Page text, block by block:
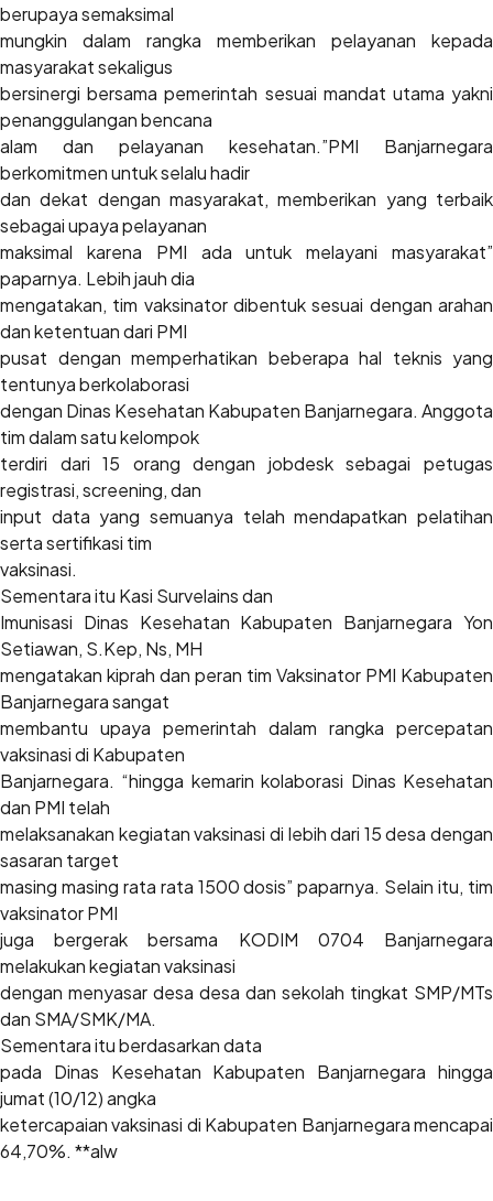
berupaya semaksimal
mungkin dalam rangka memberikan pelayanan kepada
masyarakat sekaligus
bersinergi bersama pemerintah sesuai mandat utama yakni
penanggulangan bencana
alam dan pelayanan kesehatan.”PMI Banjarnegara
berkomitmen untuk selalu hadir
dan dekat dengan masyarakat, memberikan yang terbaik
sebagai upaya pelayanan
maksimal karena PMI ada untuk melayani masyarakat”
paparnya. Lebih jauh dia
mengatakan, tim vaksinator dibentuk sesuai dengan arahan
dan ketentuan dari PMI
pusat dengan memperhatikan beberapa hal teknis yang
tentunya berkolaborasi
dengan Dinas Kesehatan Kabupaten Banjarnegara. Anggota
tim dalam satu kelompok
terdiri dari 15 orang dengan jobdesk sebagai petugas
registrasi, screening, dan
input data yang semuanya telah mendapatkan pelatihan
serta sertifikasi tim
vaksinasi.
Sementara itu Kasi Survelains dan
Imunisasi Dinas Kesehatan Kabupaten Banjarnegara Yon
Setiawan, S.Kep, Ns, MH
mengatakan kiprah dan peran tim Vaksinator PMI Kabupaten
Banjarnegara sangat
membantu upaya pemerintah dalam rangka percepatan
vaksinasi di Kabupaten
Banjarnegara. “hingga kemarin kolaborasi Dinas Kesehatan
dan PMI telah
melaksanakan kegiatan vaksinasi di lebih dari 15 desa dengan
sasaran target
masing masing rata rata 1500 dosis” paparnya. Selain itu, tim
vaksinator PMI
juga bergerak bersama KODIM 0704 Banjarnegara
melakukan kegiatan vaksinasi
dengan menyasar desa desa dan sekolah tingkat SMP/MTs
dan SMA/SMK/MA.
Sementara itu berdasarkan data
pada Dinas Kesehatan Kabupaten Banjarnegara hingga
jumat (10/12) angka
ketercapaian vaksinasi di Kabupaten Banjarnegara mencapai
64,70%. **alw